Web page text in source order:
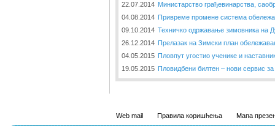
22.07.2014 Министарство грађевинарства,
04.08.2014 Привреме промене система
09.10.2014 Техничко одржавање зимовника на
26.12.2014 Прелазак на Зимски план
04.05.2015 Пловпут угостио ученике и
19.05.2015 Пловидбени билтен – нови сервис
Web mail Правила коришћења Мапа